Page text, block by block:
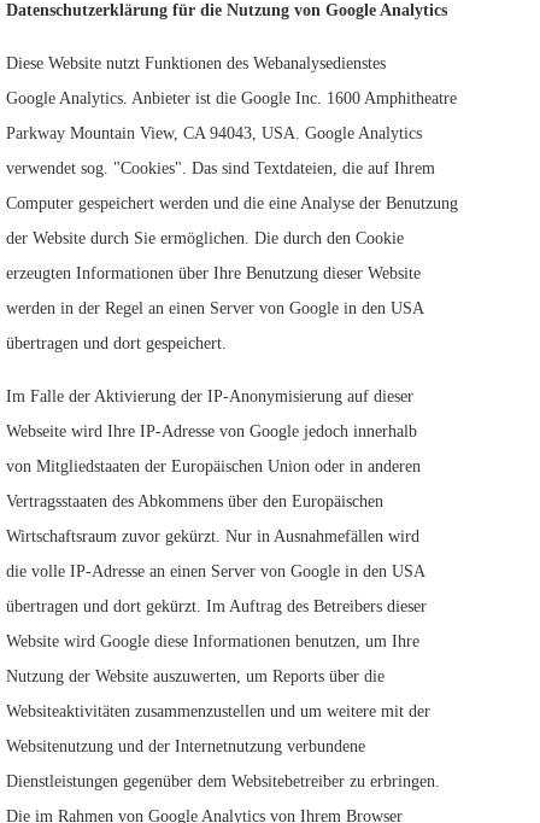
Datenschutzerklärung für die Nutzung von Google Analytics
Diese Website nutzt Funktionen des Webanalysedienstes
Google Analytics. Anbieter ist die Google Inc. 1600 Amphitheatre
Parkway Mountain View, CA 94043, USA. Google Analytics
verwendet sog. "Cookies". Das sind Textdateien, die auf Ihrem
Computer gespeichert werden und die eine Analyse der Benutzung
der Website durch Sie ermöglichen. Die durch den Cookie
erzeugten Informationen über Ihre Benutzung dieser Website
werden in der Regel an einen Server von Google in den USA
übertragen und dort gespeichert.
Im Falle der Aktivierung der IP-Anonymisierung auf dieser
Webseite wird Ihre IP-Adresse von Google jedoch innerhalb
von Mitgliedstaaten der Europäischen Union oder in anderen
Vertragsstaaten des Abkommens über den Europäischen
Wirtschaftsraum zuvor gekürzt. Nur in Ausnahmefällen wird
die volle IP-Adresse an einen Server von Google in den USA
übertragen und dort gekürzt. Im Auftrag des Betreibers dieser
Website wird Google diese Informationen benutzen, um Ihre
Nutzung der Website auszuwerten, um Reports über die
Websiteaktivitäten zusammenzustellen und um weitere mit der
Websitenutzung und der Internetnutzung verbundene
Dienstleistungen gegenüber dem Websitebetreiber zu erbringen.
Die im Rahmen von Google Analytics von Ihrem Browser